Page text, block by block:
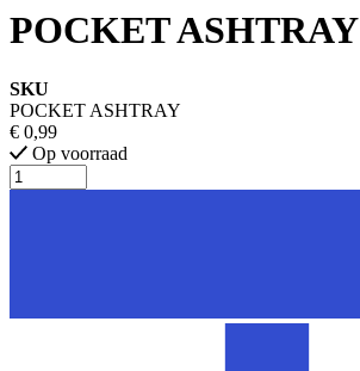
POCKET ASHTRAY
SKU
POCKET ASHTRAY
€ 0,99
Op voorraad